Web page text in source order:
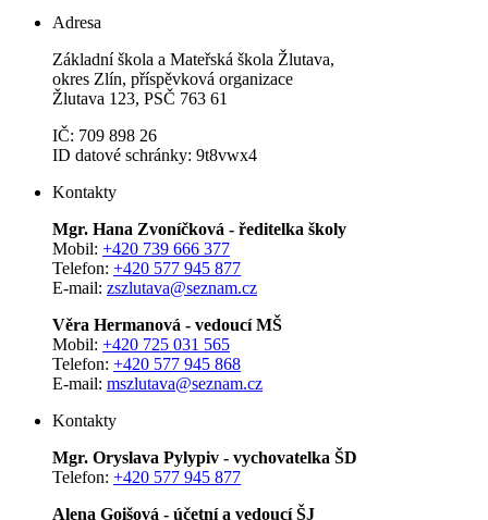
Adresa
Základní škola a Mateřská škola Žlutava,
okres Zlín, příspěvková organizace
Žlutava 123, PSČ 763 61
IČ: 709 898 26
ID datové schránky: 9t8vwx4
Kontakty
Mgr. Hana Zvoníčková - ředitelka školy
Mobil: +420 739 666 377
Telefon: +420 577 945 877
E-mail: zszlutava@seznam.cz
Věra Hermanová - vedoucí MŠ
Mobil: +420 725 031 565
Telefon: +420 577 945 868
E-mail: mszlutava@seznam.cz
Kontakty
Mgr. Oryslava Pylypiv - vychovatelka ŠD
Telefon: +420 577 945 877
Alena Goišová - účetní a vedoucí ŠJ